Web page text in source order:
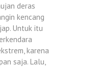
deras
kencang
Untuk itu
karena
saja. Lalu,